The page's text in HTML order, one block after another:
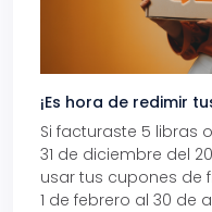
¡Es hora de redimir
Si facturaste 5 libras
31 de diciembre del
usar tus cupones de
1 de febrero al 30 de